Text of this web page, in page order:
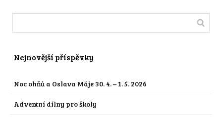
Nejnovější příspěvky
Noc ohňů a Oslava Máje 30. 4. – 1. 5. 2026
Adventní dílny pro školy